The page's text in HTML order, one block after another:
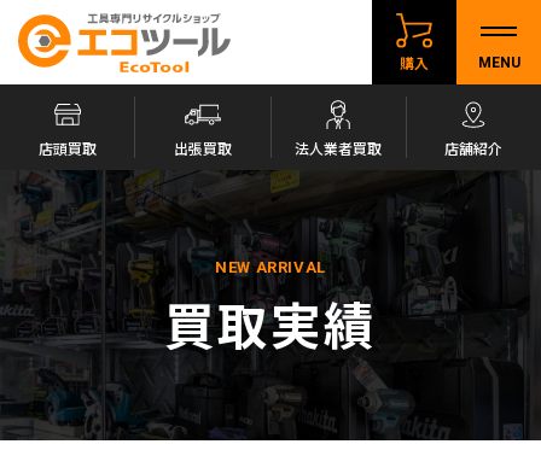
購入 MENU
店頭買取 出張買取 法人業者買取 店舗紹介
NEW ARRIVAL
買取実績